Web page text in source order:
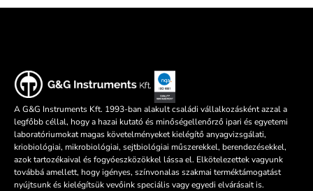
A G&G Instruments Kft. 1993-ban alakult családi vállalkozásként azzal a
legfőbb céllal, hogy a hazai kutató és minőségellenőrző ipari és egyetemi
laboratóriumokat magas követelményeket kielégítő anyagvizsgálati,
kriobiológiai, mikrobiológiai, sejtbiológiai műszerekkel, berendezésekkel,
azok tartozékaival és fogyóeszközökkel lássa el. Elkötelezettek vagyunk
továbbá amellett, hogy igényes, színvonalas szakmai terméktámogatást
nyújtsunk és kielégítsük vevőink speciális vagy egyedi elvárásait is.